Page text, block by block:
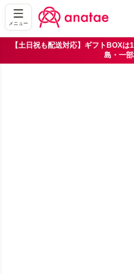
メニュー
【土日祝も配送対応】ギフトBOX
島・一部